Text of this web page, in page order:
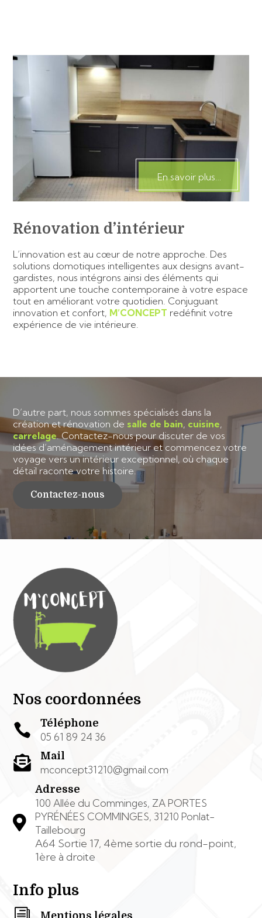
Rénovation d’intérieur
L’innovation est au cœur de notre approche. Des
solutions domotiques intelligentes aux designs avant-
gardistes, nous intégrons ainsi des éléments qui
apportent une touche contemporaine à votre espace
tout en améliorant votre quotidien. Conjuguant
innovation et confort, M’CONCEPT redéfinit votre
expérience de vie intérieure.
En savoir plus…
D’autre part, nous sommes spécialisés dans la
création et rénovation de salle de bain, cuisine,
carrelage. Contactez-nous pour discuter de vos
idées d’aménagement intérieur et commencez votre
voyage vers un intérieur exceptionnel, où chaque
détail raconte votre histoire.
Contactez-nous
Nos coordonnées
 Téléphone
05 61 89 24 36
 Mail
mconcept31210@gmail.com

Adresse
100 Allée du Comminges, ZA PORTES
PYRÉNÉES COMMINGES, 31210 Ponlat-
Taillebourg
A64 Sortie 17, 4ème sortie du rond-point,
1ère à droite
Info plus
Mentions légales